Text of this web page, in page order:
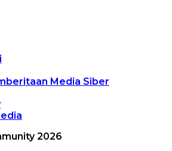
Media Siber
2026